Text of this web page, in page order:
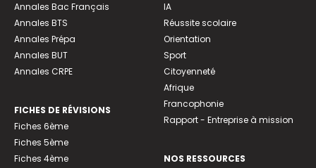
Annales Bac Français
Annales BTS
Annales Prépa
Annales BUT
Annales CRPE
FICHES DE RÉVISIONS
Fiches 6ème
Fiches 5ème
Fiches 4ème
IA
Réussite scolaire
Orientation
Sport
Citoyenneté
Afrique
Francophonie
Rapport - Entreprise à mission
NOS RESSOURCES